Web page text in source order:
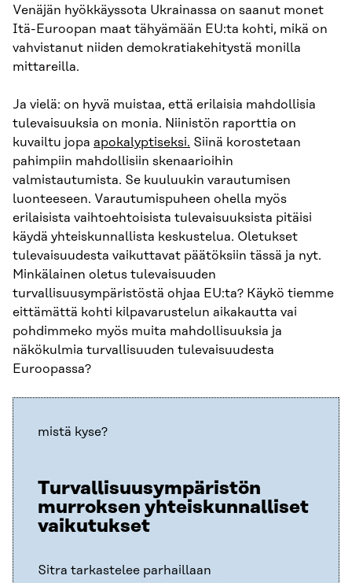
Venäjän hyökkäyssota Ukrainassa on saanut monet
Itä-Euroopan maat tähyämään EU:ta kohti, mikä on
vahvistanut niiden demokratiakehitystä monilla
mittareilla.
Ja vielä: on hyvä muistaa, että erilaisia mahdollisia
tulevaisuuksia on monia. Niinistön raporttia on
kuvailtu jopa apokalyptiseksi. Siinä korostetaan
pahimpiin mahdollisiin skenaarioihin
valmistautumista. Se kuuluukin varautumisen
luonteeseen. Varautumispuheen ohella myös
erilaisista vaihtoehtoisista tulevaisuuksista pitäisi
käydä yhteiskunnallista keskustelua. Oletukset
tulevaisuudesta vaikuttavat päätöksiin tässä ja nyt.
Minkälainen oletus tulevaisuuden
turvallisuusympäristöstä ohjaa EU:ta? Käykö tiemme
eittämättä kohti kilpavarustelun aikakautta vai
pohdimmeko myös muita mahdollisuuksia ja
näkökulmia turvallisuuden tulevaisuudesta
Euroopassa?
mistä kyse?
Turvallisuusympäristön
murroksen yhteiskunnalliset
vaikutukset
Sitra tarkastelee parhaillaan